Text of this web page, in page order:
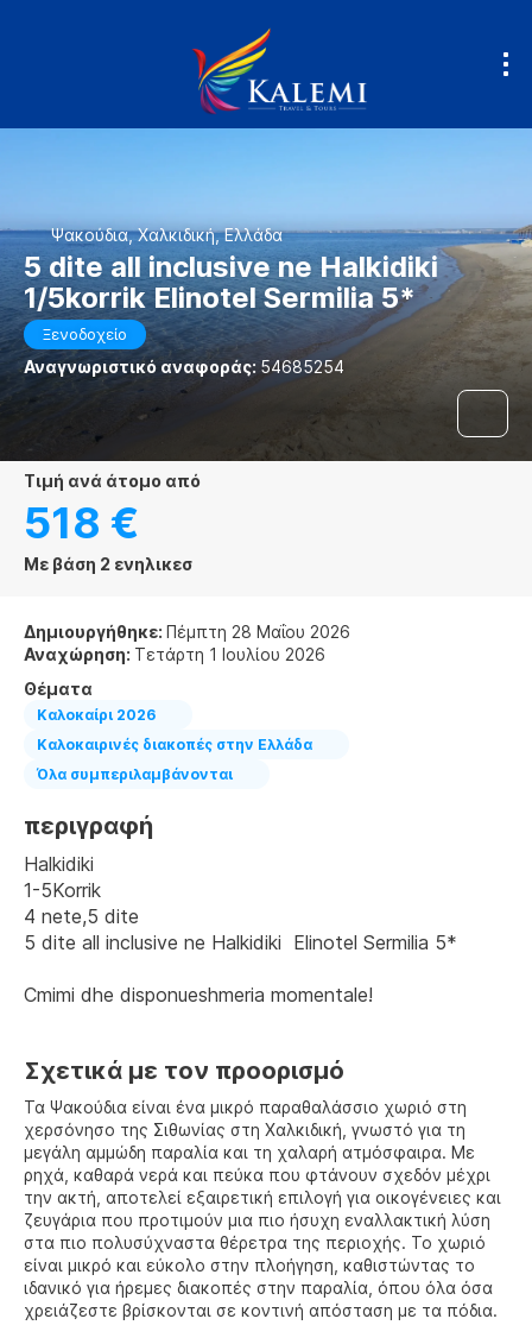
Ψακούδια, Χαλκιδική, Ελλάδα
5 dite all inclusive ne Halkidiki
1/5korrik Elinotel Sermilia 5*
Ξενοδοχείο
Αναγνωριστικό αναφοράς: 54685254
τιμή ανά άτομο από
518 €
Με βάση 2 ενηλικεσ
Δημιουργήθηκε: Πέμπτη 28 Μαΐου 2026
Αναχώρηση: Τετάρτη 1 Ιουλίου 2026
Θέματα
Καλοκαίρι 2026
Καλοκαιρινές διακοπές στην Ελλάδα
Όλα συμπεριλαμβάνονται
περιγραφή
Halkidiki
1-5Korrik
4 nete,5 dite
5 dite all inclusive ne Halkidiki  Elinotel Sermilia 5*
Cmimi dhe disponueshmeria momentale!
Σχετικά με τον προορισμό
Τα Ψακούδια είναι ένα μικρό παραθαλάσσιο χωριό στη
χερσόνησο της Σιθωνίας στη Χαλκιδική, γνωστό για τη
μεγάλη αμμώδη παραλία και τη χαλαρή ατμόσφαιρα. Με
ρηχά, καθαρά νερά και πεύκα που φτάνουν σχεδόν μέχρι
την ακτή, αποτελεί εξαιρετική επιλογή για οικογένειες και
ζευγάρια που προτιμούν μια πιο ήσυχη εναλλακτική λύση
στα πιο πολυσύχναστα θέρετρα της περιοχής. Το χωριό
είναι μικρό και εύκολο στην πλοήγηση, καθιστώντας το
ιδανικό για ήρεμες διακοπές στην παραλία, όπου όλα όσα
χρειάζεστε βρίσκονται σε κοντινή απόσταση με τα πόδια.